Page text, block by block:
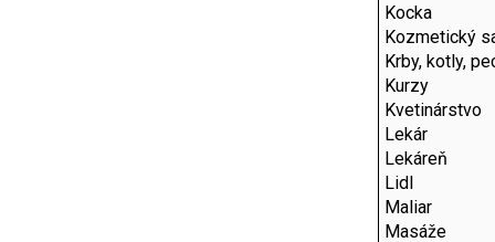
Kocka
Kozmetický
Krby, kotly,
Kurzy
Kvetinárstvo
Lekár
Lekáreň
Lidl
Maliar
Masáže